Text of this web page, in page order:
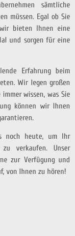
sämtliche
müssen. Egal ob Sie
bieten Ihnen eine
und sorgen für eine
Erfahrung beim
Wir legen großen
wissen, was Sie
können wir Ihnen
noch heute, um Ihr
zu verkaufen. Unser
zur Verfügung und
von Ihnen zu hören!